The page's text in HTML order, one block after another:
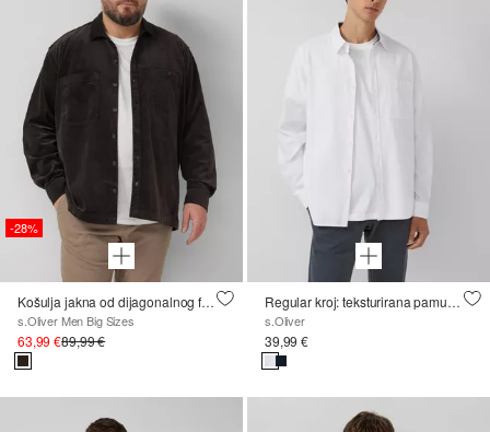
-28%
Košulja jakna od dijagonalnog finog samta
s.Oliver Men Big Sizes
63,99 €89,99 €
Regular kroj: teksturirana pamučna košulja s džepom na prsima
s.Oliver
39,99 €